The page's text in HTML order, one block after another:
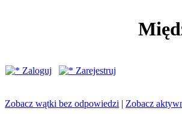
Zaloguj
Zarejestruj
Zobacz wątki bez odpowiedzi | Zobacz